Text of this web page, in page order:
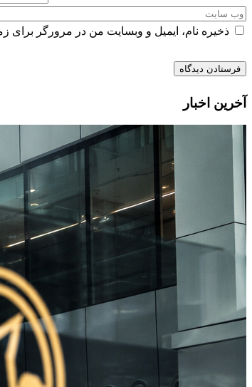
ذخیره نام، ایمیل و وبسایت من در مرورگر برای
آخرین اخبار